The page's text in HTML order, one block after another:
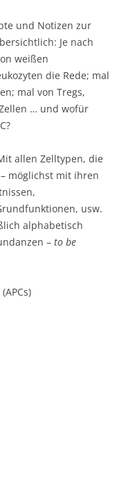
und Notizen zur
Je nach
weißen
die Rede; mal
mal von Tregs,
… und wofür
allen Zelltypen, die
möglichst mit ihren
usw.
alphabetisch
– to be